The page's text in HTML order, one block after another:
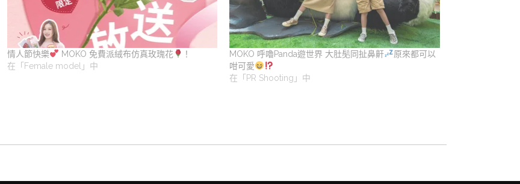
情人節快樂 MOKO 免費派絨布仿真玫瑰花
！
在「Female model」中
MOKO 呼嚕Panda遊世界 大肚髧同扯鼻鼾
原來都可以
咁可愛
在「PR Shooting」中